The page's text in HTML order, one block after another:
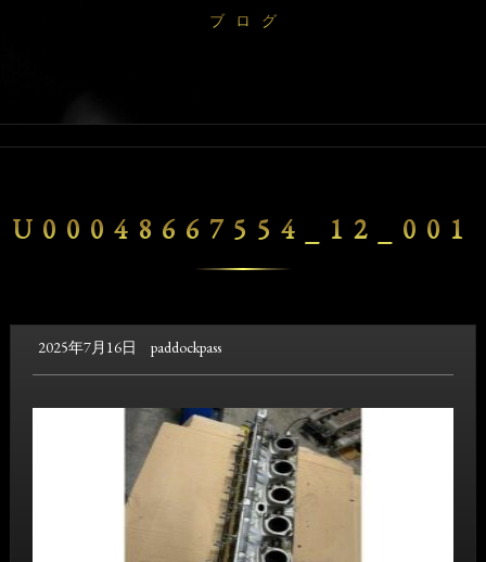
ブログ
U00048667554_12_001
2025年7月16日 paddockpass